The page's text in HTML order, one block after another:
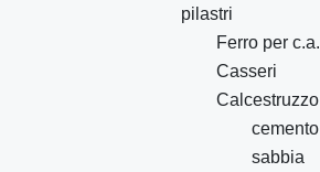
pilastri
Ferro per c.a.
Casseri
Calcestruzzo
cemento
sabbia